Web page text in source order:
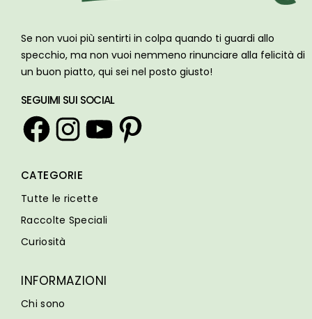
Se non vuoi più sentirti in colpa quando ti guardi allo
specchio, ma non vuoi nemmeno rinunciare alla felicità di
un buon piatto, qui sei nel posto giusto!
SEGUIMI SUI SOCIAL
Facebook
Instagram
YouTube
Pinterest
CATEGORIE
Tutte le ricette
Raccolte Speciali
Curiosità
INFORMAZIONI
Chi sono